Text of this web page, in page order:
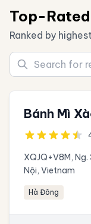
Top-
Ranked by
Bánh Mì
XQJQ+V8M, Ng.
Nội, Vietnam
Hà Đông